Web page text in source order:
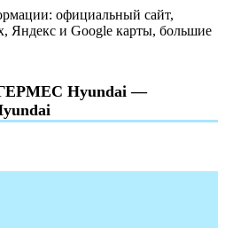
официальный сайт,
Яндекс и Google карты, большие
Hyundai —